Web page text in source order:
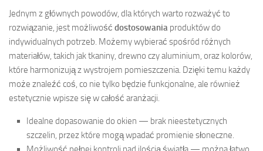
Jednym z głównych powodów, dla których warto rozważyć to
rozwiązanie, jest możliwość dostosowania produktów do
indywidualnych potrzeb. Możemy wybierać spośród różnych
materiałów, takich jak tkaniny, drewno czy aluminium, oraz kolorów,
które harmonizują z wystrojem pomieszczenia. Dzięki temu każdy
może znaleźć coś, co nie tylko będzie funkcjonalne, ale również
estetycznie wpisze się w całość aranżacji.
Idealne dopasowanie do okien — brak nieestetycznych
szczelin, przez które mogą wpadać promienie słoneczne.